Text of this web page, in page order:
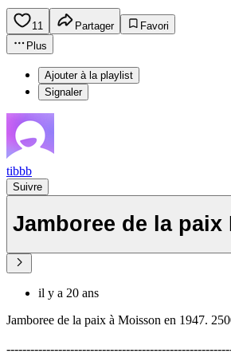
11 Partager
Favori
Plus
Ajouter à la playlist
Signaler
tibbb
Suivre
Jamboree de la paix
il y a 20 ans
Jamboree de la paix à Moisson en 1947.